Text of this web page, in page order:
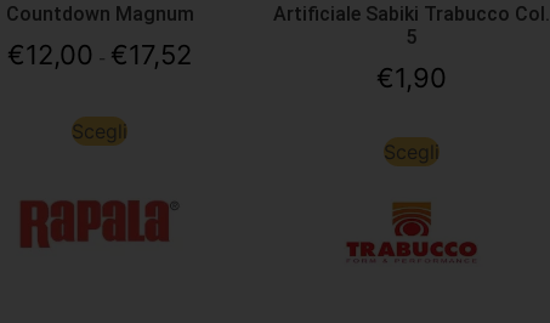
Countdown Magnum
€12,00 - €17,52
Scegli
Artificiale Sabiki Trabucco Col.
5
€1,90
Scegli